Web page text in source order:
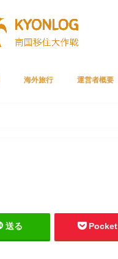
海外旅行 運営者概要
送る Pocket